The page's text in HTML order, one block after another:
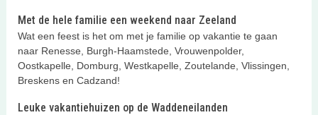
Met de hele familie een weekend naar Zeeland
Wat een feest is het om met je familie op vakantie te gaan
naar Renesse, Burgh-Haamstede, Vrouwenpolder,
Oostkapelle, Domburg, Westkapelle, Zoutelande, Vlissingen,
Breskens en Cadzand!
Leuke vakantiehuizen op de Waddeneilanden